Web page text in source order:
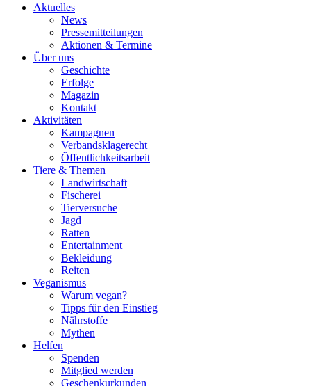
Aktuelles
News
Pressemitteilungen
Aktionen & Termine
Über uns
Geschichte
Erfolge
Magazin
Kontakt
Aktivitäten
Kampagnen
Verbandsklagerecht
Öffentlichkeitsarbeit
Tiere & Themen
Landwirtschaft
Fischerei
Tierversuche
Jagd
Ratten
Entertainment
Bekleidung
Reiten
Veganismus
Warum vegan?
Tipps für den Einstieg
Nährstoffe
Mythen
Helfen
Spenden
Mitglied werden
Geschenkurkunden